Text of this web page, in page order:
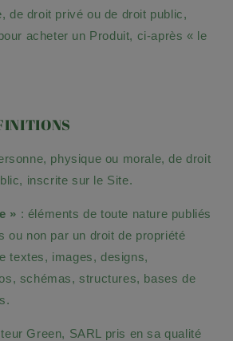
de droit privé ou de droit public,
acheter un Produit, ci-après « le
physique ou morale, de droit
inscrite sur le Site.
» : éléments de toute nature publiés
ou non par un droit de propriété
textes, images, designs,
schémas, structures, bases de
Green, SARL
pris en sa qualité